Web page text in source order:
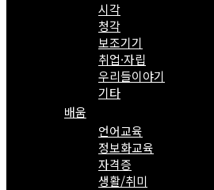
시각
청각
보조기기
취업·자립
우리들이야기
기타
배움
언어교육
정보화교육
자격증
생활/취미